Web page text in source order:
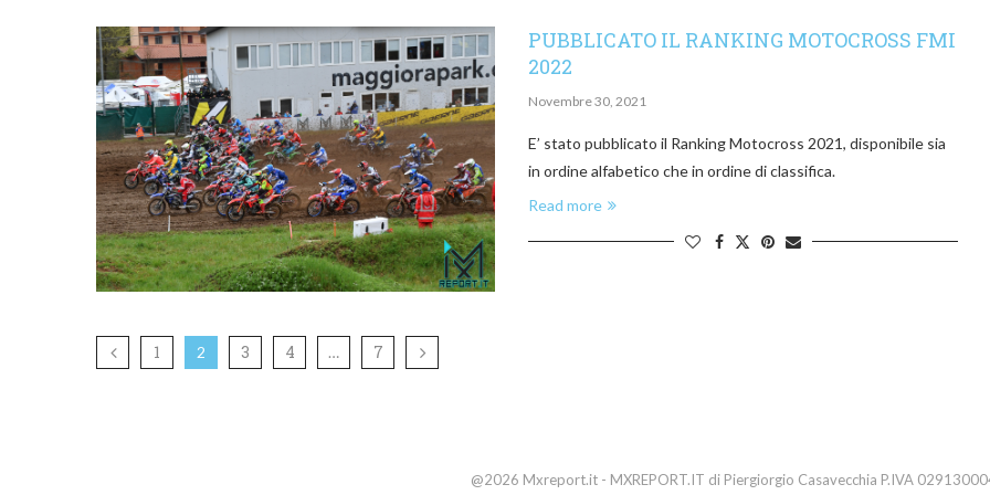
PUBBLICATO IL RANKING MOTOCROSS FMI
2022
Novembre 30, 2021
E’ stato pubblicato il Ranking Motocross 2021, disponibile sia
in ordine alfabetico che in ordine di classifica.
Read more
1 2 3 4 … 7
@2026 Mxreport.it - MXREPORT.IT di Piergiorgio Casavecchia P.IVA